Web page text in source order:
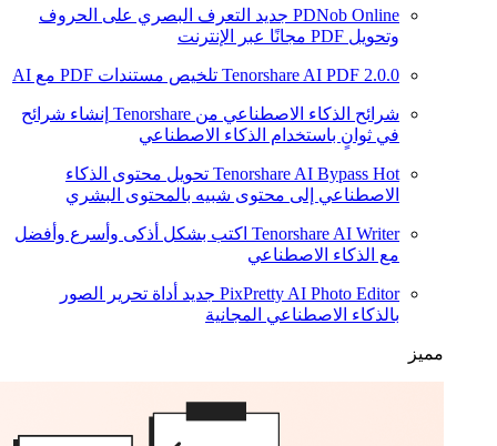
PDNob Online جديد التعرف البصري على الحروف
وتحويل PDF مجانًا عبر الإنترنت
Tenorshare AI PDF 2.0.0 تلخيص مستندات PDF مع AI
شرائح الذكاء الاصطناعي من Tenorshare
إنشاء شرائح
في ثوانٍ باستخدام الذكاء الاصطناعي
Tenorshare AI Bypass Hot
تحويل محتوى الذكاء
الاصطناعي إلى محتوى شبيه بالمحتوى البشري
Tenorshare AI Writer اكتب بشكل أذكى وأسرع وأفضل
مع الذكاء الاصطناعي
PixPretty AI Photo Editor جديد أداة تحرير الصور
بالذكاء الاصطناعي المجانية
مميز